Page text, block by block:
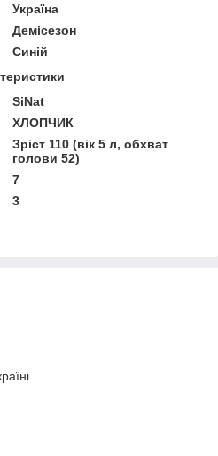
Україна
Демісезон
Синій
SiNat
ХЛОПЧИК
Зріст 110 (вік 5 л, обхват
голови 52)
7
3